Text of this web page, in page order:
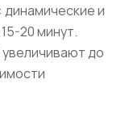
и
20 минут.
до